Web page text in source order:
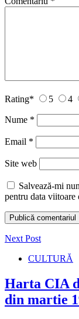
Rating* 5 4
Nume *
Email *
Site web
Salvează-mi
pentru data viitoare
Next Post
CULTURĂ
Harta CIA
din martie